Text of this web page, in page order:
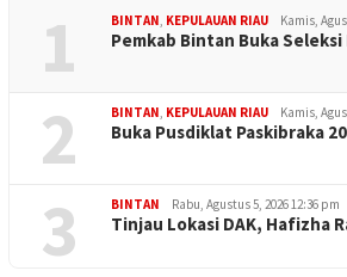
1 BINTAN, KEPULAUAN RIAU Kamis,
Pemkab Bintan Buka
2 BINTAN, KEPULAUAN RIAU Kamis,
Buka Pusdiklat Paskibraka
3 BINTAN Rabu, Agustus 5, 2026 12:36 pm
Tinjau Lokasi DAK, Hafizha